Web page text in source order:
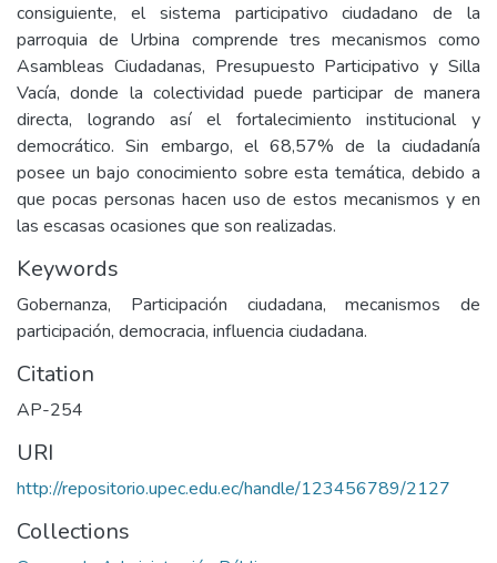
consiguiente, el sistema participativo ciudadano de la
parroquia de Urbina comprende tres mecanismos como
Asambleas Ciudadanas, Presupuesto Participativo y Silla
Vacía, donde la colectividad puede participar de manera
directa, logrando así el fortalecimiento institucional y
democrático. Sin embargo, el 68,57% de la ciudadanía
posee un bajo conocimiento sobre esta temática, debido a
que pocas personas hacen uso de estos mecanismos y en
las escasas ocasiones que son realizadas.
Keywords
Gobernanza, Participación ciudadana, mecanismos de
participación, democracia, influencia ciudadana.
Citation
AP-254
URI
http://repositorio.upec.edu.ec/handle/123456789/2127
Collections